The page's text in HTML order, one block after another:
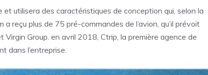
utilisera des caractéristiques de conception qui, selon la
reçu plus de 75 pré-commandes de l’avion, qu’il prévoit
Group. en avril 2018, Ctrip, la première agence de
dans l’entreprise.